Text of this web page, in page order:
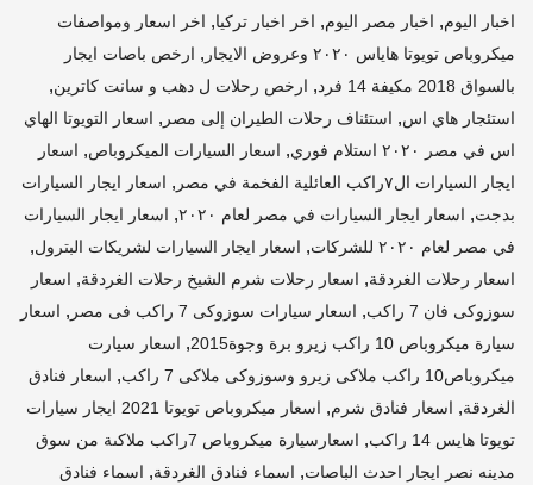
اخبار اليوم, اخبار مصر اليوم, اخر اخبار تركيا, اخر اسعار ومواصفات
ميكروباص تويوتا هاياس ٢٠٢٠ وعروض الايجار
, ارخص باصات ايجار
بالسواق 2018 مكيفة 14 فرد
, ارخص رحلات ل دهب و سانت كاترين,
استئجار هاي اس, استئناف رحلات الطيران إلى مصر , اسعار التويوتا الهاي
اس في مصر ٢٠٢٠ استلام فوري
, اسعار السيارات الميكروباص, اسعار
ايجار السيارات ال٧راكب العائلية الفخمة في مصر
, اسعار ايجار السيارات
بدجت, اسعار ايجار السيارات في مصر لعام ٢٠٢٠ , اسعار ايجار السيارات
في مصر لعام ٢٠٢٠ للشركات
, اسعار ايجار السيارات لشريكات البترول,
اسعار رحلات الغردقة, اسعار رحلات شرم الشيخ رحلات الغردقة, اسعار
سوزوكى فان 7 راكب
, اسعار سيارات سوزوكى 7 راكب فى مصر , اسعار
سيارة ميكروباص 10 راكب زيرو برة وجوة2015
, اسعار سيارت
ميكروباص10 راكب ملاكى زيرو وسوزوكى ملاكى 7 راكب
, اسعار فنادق
الغردقة, اسعار فنادق شرم,
اسعار ميكروباص تويوتا 2021 ايجار سيارات
تويوتا هايس 14 راكب
,
اسعارسيارة ميكروباص 7راكب ملاكىة من سوق
مدينه نصر ايجار احدث الباصات, اسماء فنادق الغردقة, اسماء فنادق